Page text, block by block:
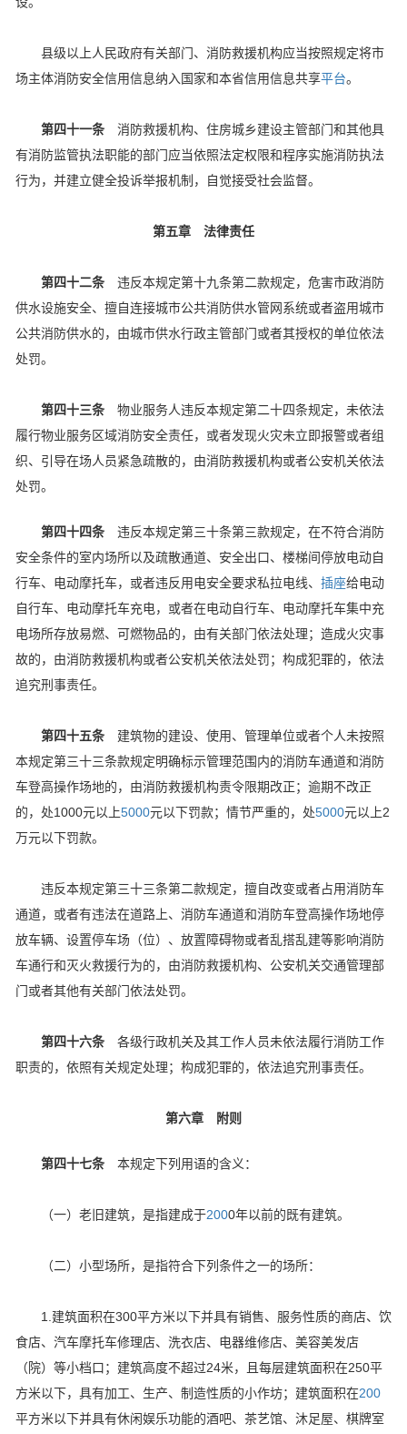
县级以上人民政府有关部门、消防救援机构应当按照规定将市
场主体消防安全信用信息纳入国家和本省信用信息共享平台。
第四十一条 消防救援机构、住房城乡建设主管部门和其他具
有消防监管执法职能的部门应当依照法定权限和程序实施消防执法
行为，并建立健全投诉举报机制，自觉接受社会监督。
第五章 法律责任
第四十二条 违反本规定第十九条第二款规定，危害市政消防
供水设施安全、擅自连接城市公共消防供水管网系统或者盗用城市
公共消防供水的，由城市供水行政主管部门或者其授权的单位依法
处罚。
第四十三条 物业服务人违反本规定第二十四条规定，未依法
履行物业服务区域消防安全责任，或者发现火灾未立即报警或者组
织、引导在场人员紧急疏散的，由消防救援机构或者公安机关依法
处罚。
第四十四条 违反本规定第三十条第三款规定，在不符合消防
安全条件的室内场所以及疏散通道、安全出口、楼梯间停放电动自
行车、电动摩托车，或者违反用电安全要求私拉电线、 插座给电动
自行车、电动摩托车充电，或者在电动自行车、电动摩托车集中充
电场所存放易燃、可燃物品的，由有关部门依法处理；造成火灾事
故的，由消防救援机构或者公安机关依法处罚；构成犯罪的，依法
追究刑事责任。
第四十五条 建筑物的建设、使用、管理单位或者个人未按照
本规定第三十三条款规定明确标示管理范围内的消防车通道和消防
车登高操作场地的，由消防救援机构责令限期改正；逾期不改正
的，处1000元以上5000元以下罚款；情节严重的，处5000元以上2
万元以下罚款。
违反本规定第三十三条第二款规定，擅自改变或者占用消防车
通道，或者有违法在道路上、消防车通道和消防车登高操作场地停
放车辆、设置停车场（位）、放置障碍物或者乱搭乱建等影响消防
车通行和灭火救援行为的，由消防救援机构、公安机关交通管理部
门或者其他有关部门依法处罚。
第四十六条 各级行政机关及其工作人员未依法履行消防工作
职责的，依照有关规定处理；构成犯罪的，依法追究刑事责任。
第六章 附则
第四十七条 本规定下列用语的含义：
（一）老旧建筑，是指建成于2000年以前的既有建筑。
（二）小型场所，是指符合下列条件之一的场所：
1.建筑面积在300平方米以下并具有销售、服务性质的商店、饮
食店、汽车摩托车修理店、洗衣店、电器维修店、美容美发店
（院）等小档口；建筑高度不超过24米，且每层建筑面积在250平
方米以下，具有加工、生产、制造性质的小作坊；建筑面积在200
平方米以下并具有休闲娱乐功能的酒吧、茶艺馆、沐足屋、棋牌室